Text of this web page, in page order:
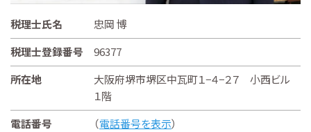
税理士氏名
忠岡 博
税理士登録番号
96377
所在地
大阪府堺市堺区中瓦町１−４−２７ 小西ビル
１階
電話番号
（電話番号を表示）